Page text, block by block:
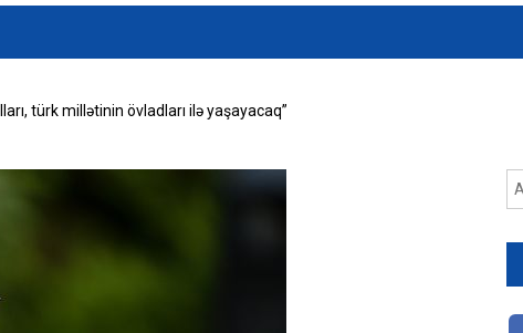
türk millətinin övladları ilə yaşayacaq”